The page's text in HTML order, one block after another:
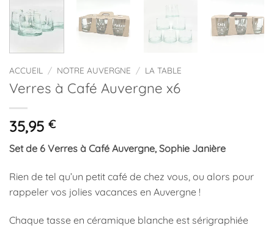
ACCUEIL / NOTRE AUVERGNE / LA TABLE
Verres à Café Auvergne x6
35,95 €
Set de 6 Verres à Café Auvergne, Sophie Janière
Rien de tel qu’un petit café de chez vous, ou alors pour
rappeler vos jolies vacances en Auvergne !
Chaque tasse en céramique blanche est sérigraphiée